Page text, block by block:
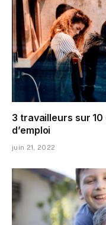
3 travailleurs sur
d’emploi
juin 21, 2022